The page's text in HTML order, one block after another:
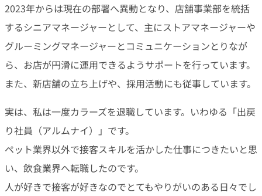
2023年からは現在の部署へ異動となり、店舗事業部を統括
するシニアマネージャーとして、主にストアマネージャーや
グルーミングマネージャーとコミュニケーションとりなが
ら、お店が円滑に運用できるようサポートを行っています。
また、新店舗の立ち上げや、採用活動にも従事しています。
実は、私は一度カラーズを退職しています。いわゆる「出戻
り社員（アルムナイ）」です。
ペット業界以外で接客スキルを活かした仕事につきたいと思
い、飲食業界へ転職したのです。
人が好きで接客が好きなのでとてもやりがいのある日々でし